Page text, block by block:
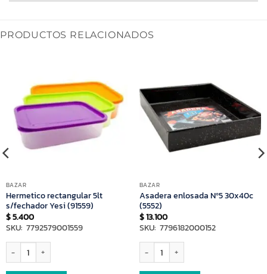
PRODUCTOS RELACIONADOS
BAZAR
Hermetico rectangular 5lt
s/fechador Yesi (91559)
$5.400
SKU: 7792579001559
BAZAR
Asadera enlosada Nº5 30x40c
(5552)
$13.100
SKU: 7796182000152